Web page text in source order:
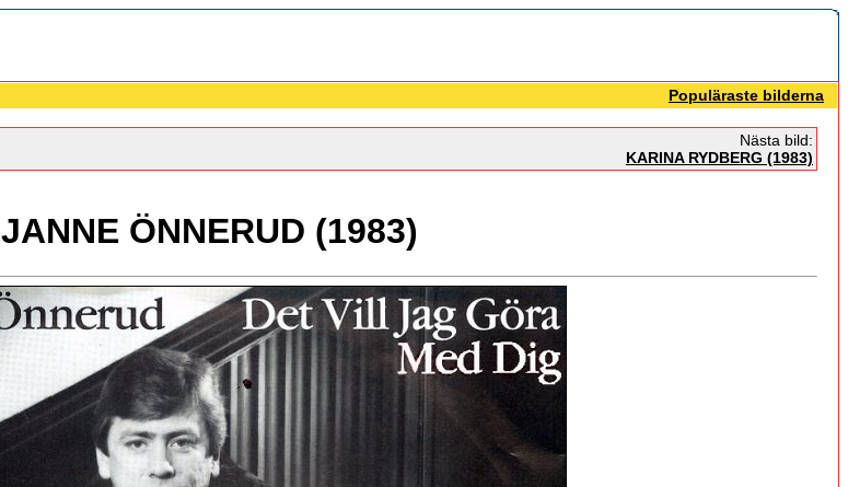
Populäraste bilderna
Nästa bild:
KARINA RYDBERG (1983)
JANNE ÖNNERUD (1983)